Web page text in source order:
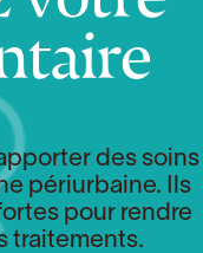
des soins
périurbaine. Ils
pour rendre
traitements.